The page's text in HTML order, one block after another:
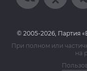
© 2005-2026, Партия
При полном или
на